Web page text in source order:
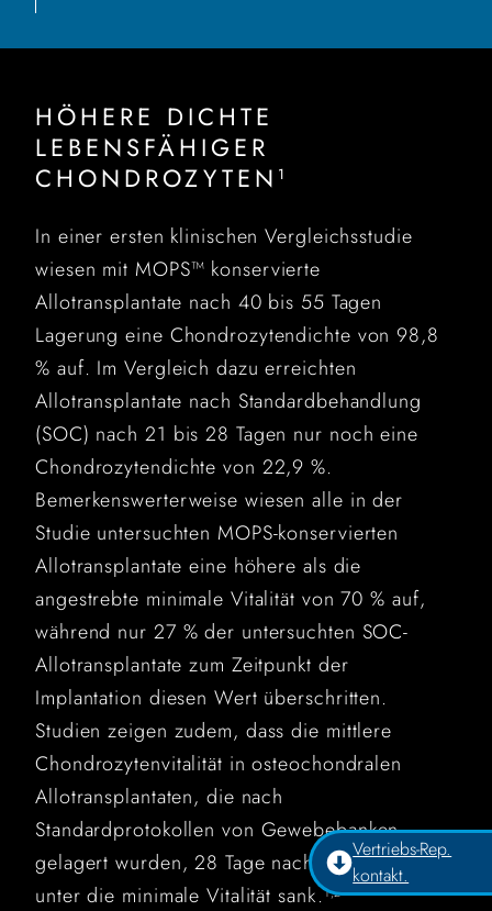
Vertriebs-Rep.
kontakt.
HÖHERE DICHTE
LEBENSFÄHIGER
CHONDROZYTEN 1
In einer ersten klinischen Vergleichsstudie
wiesen mit MOPS™ konservierte
Allotransplantate nach 40 bis 55 Tagen
Lagerung eine Chondrozytendichte von 98,8
% auf. Im Vergleich dazu erreichten
Allotransplantate nach Standardbehandlung
(SOC) nach 21 bis 28 Tagen nur noch eine
Chondrozytendichte von 22,9 %.
Bemerkenswerterweise wiesen alle in der
Studie untersuchten MOPS-konservierten
Allotransplantate eine höhere als die
angestrebte minimale Vitalität von 70 % auf,
während nur 27 % der untersuchten SOC-
Allotransplantate zum Zeitpunkt der
Implantation diesen Wert überschritten.
Studien zeigen zudem, dass die mittlere
Chondrozytenvitalität in osteochondralen
Allotransplantaten, die nach
Standardprotokollen von Gewebebanken
gelagert wurden, 28 Tage nach der Entnahme
unter die minimale Vitalität sank.1,2